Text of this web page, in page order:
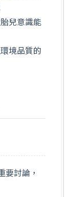
兒意識能
境品質的
討論，